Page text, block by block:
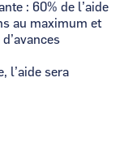
: 60% de l’aide
au maximum et
l’aide sera